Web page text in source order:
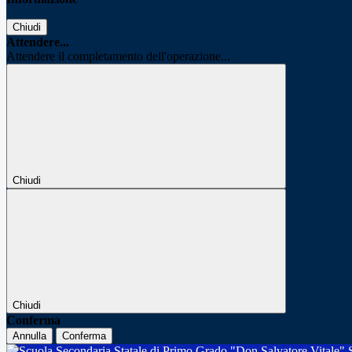
Chiudi
Attendere...
Attendere il completamento dell'operazione...
Chiudi
Chiudi
Conferma
Annulla Conferma